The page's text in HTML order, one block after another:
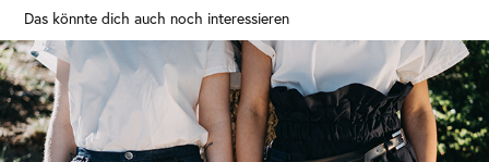
Das könnte dich auch noch interessieren
BACHELORARBEIT ANTONIA KONOPATZKI (HOCHSCHULE
HANNOVER)
2017